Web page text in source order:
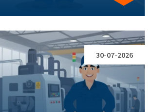
30-07-2026